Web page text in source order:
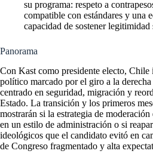
su programa: respeto a
compatible con estándares y una
capacidad de sostener legitimidad
Panorama
Con Kast como presidente electo,
político marcado por el giro a la
centrado en seguridad, migración y
Estado. La transición y los primeros
mostrarán si la estrategia de
en un estilo de administración o si
ideológicos que el candidato evitó en
de Congreso fragmentado y alta